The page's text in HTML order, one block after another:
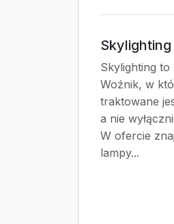
Skylighting to
Woźnik, w
traktowane
a nie
W ofercie
lampy...